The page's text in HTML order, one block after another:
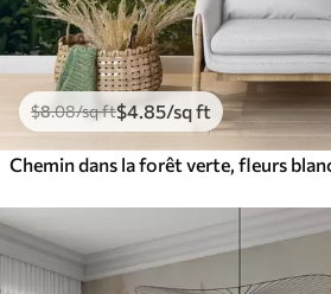
$8.08/sq ft$4.85/sq ft